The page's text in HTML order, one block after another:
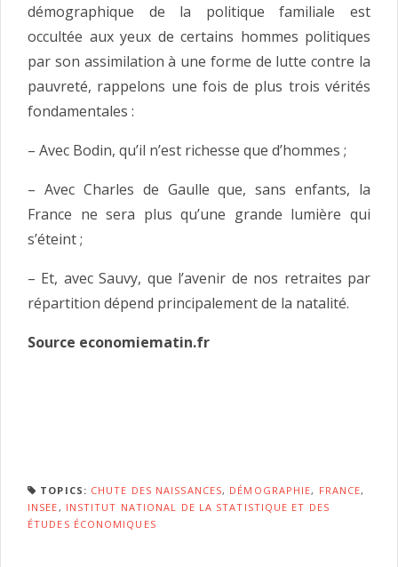
démographique de la politique familiale est
occultée aux yeux de certains hommes politiques
par son assimilation à une forme de lutte contre la
pauvreté, rappelons une fois de plus trois vérités
fondamentales :
– Avec Bodin, qu’il n’est richesse que d’hommes ;
– Avec Charles de Gaulle que, sans enfants, la
France ne sera plus qu’une grande lumière qui
s’éteint ;
– Et, avec Sauvy, que l’avenir de nos retraites par
répartition dépend principalement de la natalité.
Source economiematin.fr
TOPICS: CHUTE DES NAISSANCES, DÉMOGRAPHIE, FRANCE,
INSEE , INSTITUT NATIONAL DE LA STATISTIQUE ET DES
ÉTUDES ÉCONOMIQUES